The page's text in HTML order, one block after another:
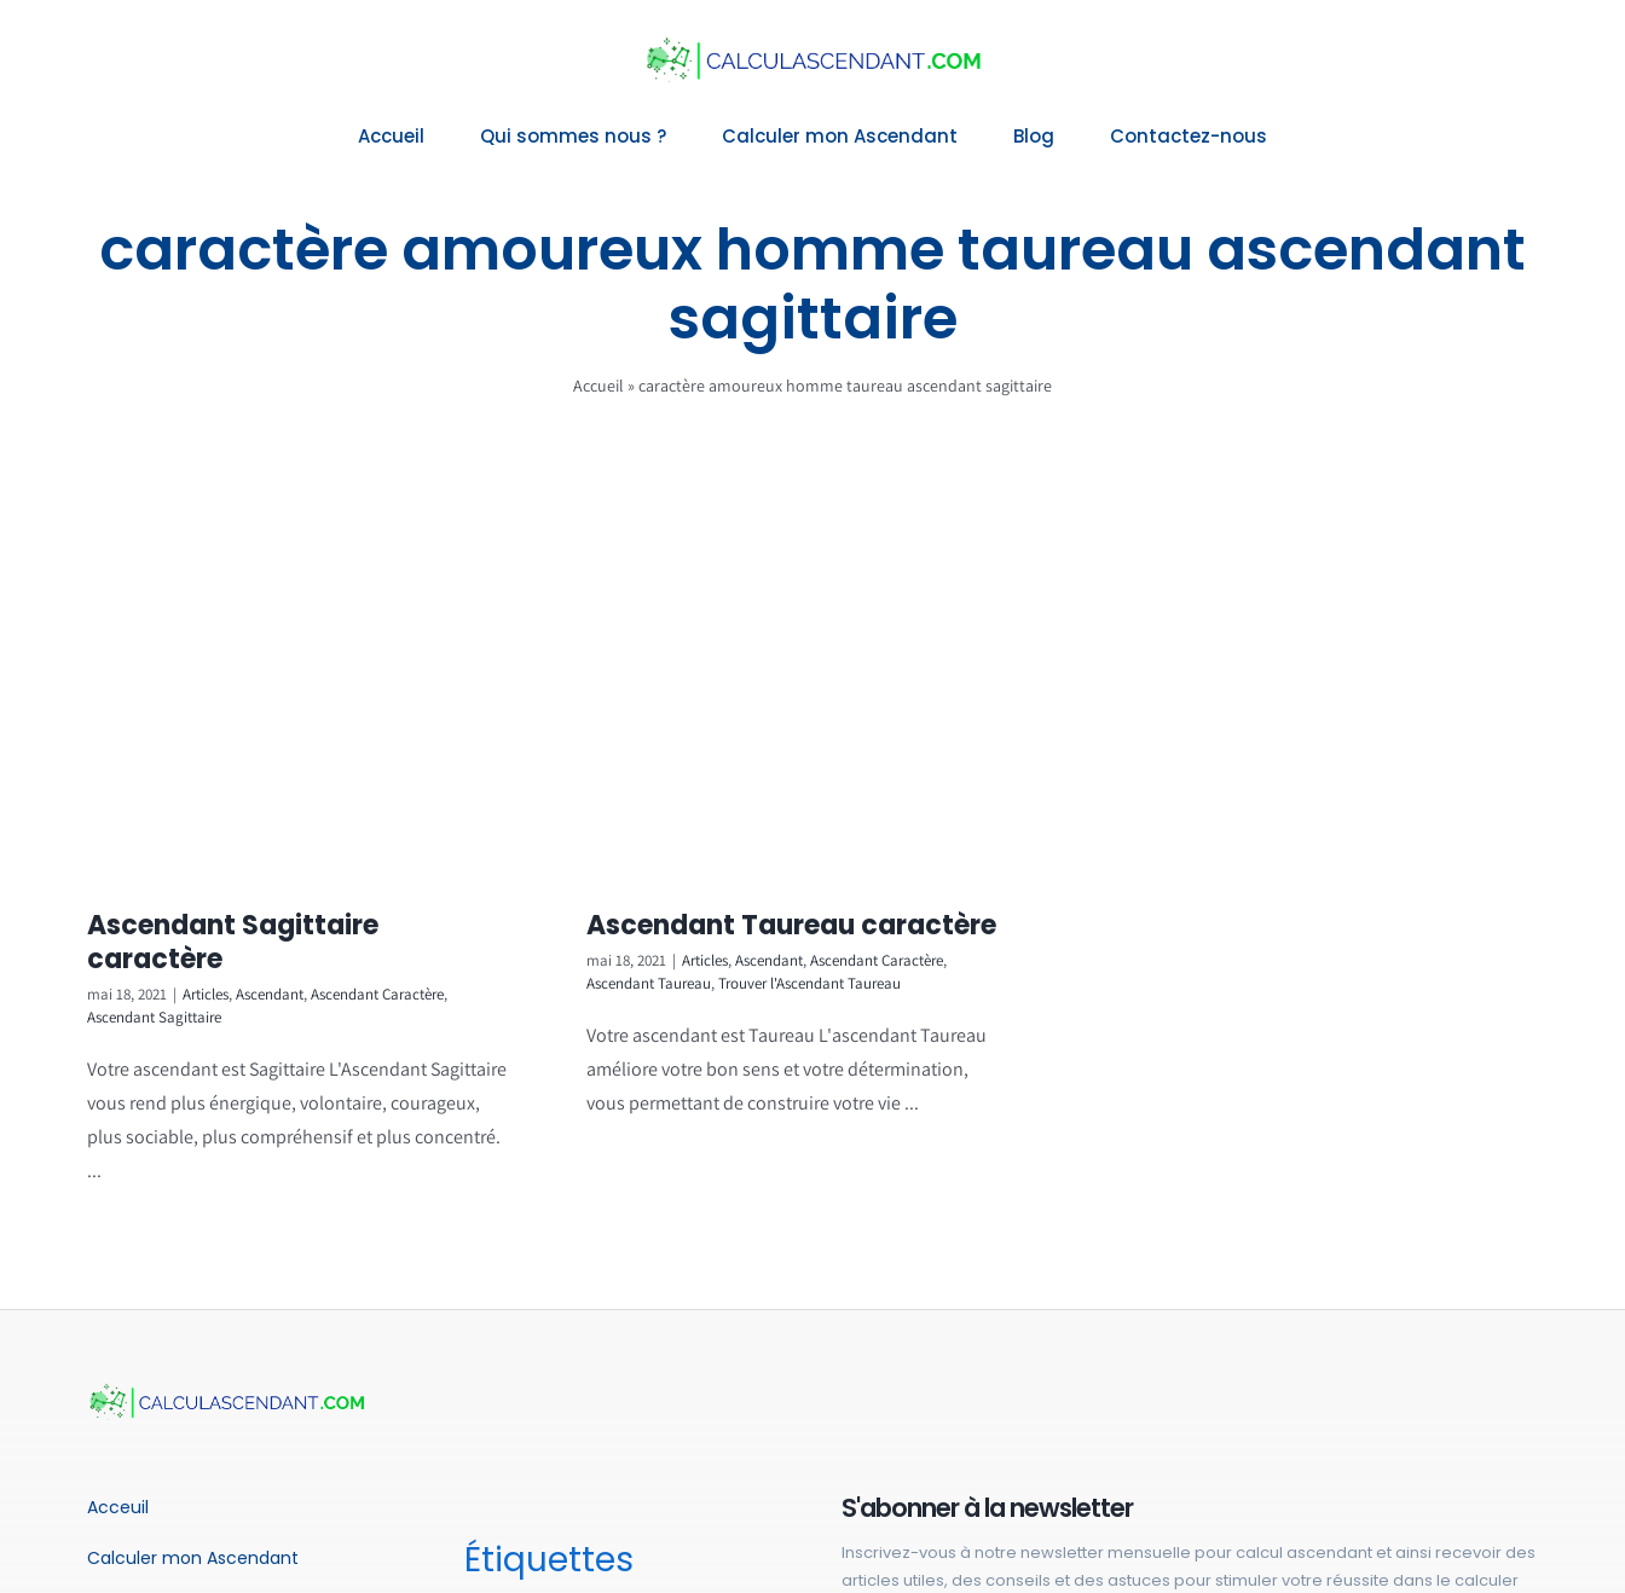
Accueil Qui sommes nous ? Calculer mon Ascendant Blog Contactez-nous
caractère amoureux homme taureau ascendant
sagittaire
Accueil »caractère amoureux homme taureau ascendant sagittaire
Ascendant Sagittaire
caractère
mai 18, 2021 | Articles,Ascendant,Ascendant Caractère,
Ascendant Sagittaire
Votre ascendant est Sagittaire L'Ascendant Sagittaire
vous rend plus énergique, volontaire, courageux,
plus sociable, plus compréhensif et plus concentré.
...
Ascendant Taureau caractère
mai 18, 2021 | Articles,Ascendant,Ascendant Caractère,
Ascendant Taureau,Trouver l'Ascendant Taureau
Votre ascendant est Taureau L'ascendant Taureau
améliore votre bon sens et votre détermination,
vous permettant de construire votre vie ...
Acceuil
Calculer mon Ascendant Étiquettes
S'abonner à la newsletter
Inscrivez-vous à notre newsletter mensuelle pour calcul ascendant et ainsi recevoir des
articles utiles, des conseils et des astuces pour stimuler votre réussite dans le calculer